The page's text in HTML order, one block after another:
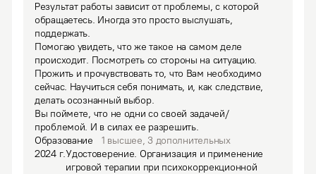
Результат работы зависит от проблемы, с которой
обращаетесь. Иногда это просто выслушать,
поддержать.
Помогаю увидеть, что же такое на самом деле
происходит. Посмотреть со стороны на ситуацию.
Прожить и прочувствовать то, что Вам необходимо
сейчас. Научиться себя понимать, и, как следствие,
делать осознанный выбор.
Вы поймете, что не одни со своей задачей/
проблемой. И в силах ее разрешить.
Образование
1 высшее, 3 дополнительных
2024г.Удостоверение. Организация и применение
игровой терапии при психокоррекционной